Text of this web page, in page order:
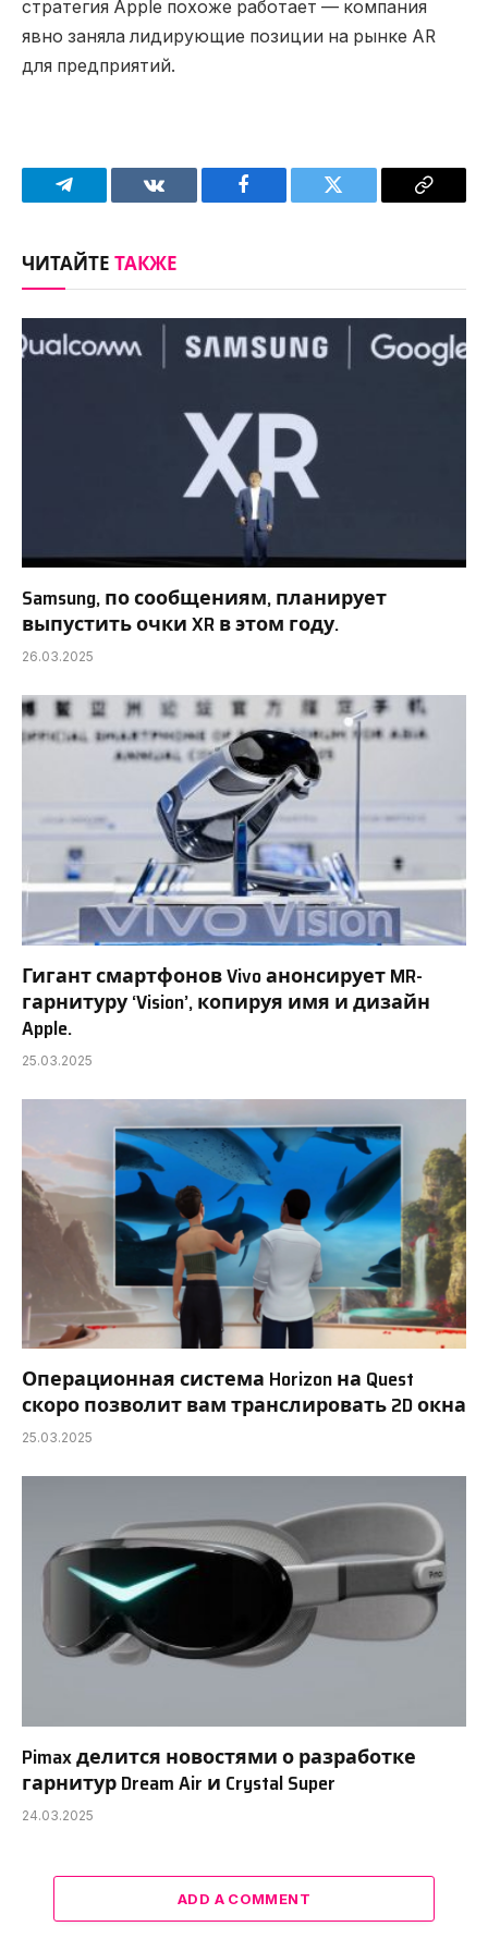
стратегия Apple похоже работает — компания
явно заняла лидирующие позиции на рынке AR
для предприятий.
Telegram VKontakteFacebook Twitter
Copy
ЧИТАЙТЕТАКЖЕ
Samsung, по сообщениям, планирует
выпустить очки XR в этом году.
26.03.2025
Гигант смартфонов Vivo анонсирует MR-
гарнитуру ‘Vision’, копируя имя и дизайн
Apple.
25.03.2025
Операционная система Horizon на Quest
скоро позволит вам транслировать 2D окна
25.03.2025
Pimax делится новостями о разработке
гарнитур Dream Air и Crystal Super
24.03.2025
ADD A COMMENT